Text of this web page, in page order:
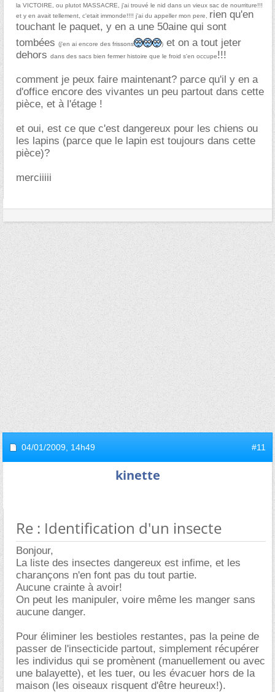
la VICTOIRE, ou plutot MASSACRE, j'ai trouvé le nid dans un vieux sac de nourriture!!!
et y en avait tellement, c'etait immonde!!!! j'ai du appeller mon pere, rien qu'en
touchant le paquet, y en a une 50aine qui sont
tombées (j'en ai encore des frissons ) et on a tout jeter
dehors dans des sacs bien fermer histoire que le froid s'en occupe!!!
comment je peux faire maintenant? parce qu'il y en a
d'office encore des vivantes un peu partout dans cette
pièce, et à l'étage !
et oui, est ce que c'est dangereux pour les chiens ou
les lapins (parce que le lapin est toujours dans cette
pièce)?
merciiiii
04/01/2009, 14h49 #11
kinette
Re : Identification d'un insecte
Bonjour,
La liste des insectes dangereux est infime, et les
charançons n'en font pas du tout partie.
Aucune crainte à avoir!
On peut les manipuler, voire même les manger sans
aucune danger.
Pour éliminer les bestioles restantes, pas la peine de
passer de l'insecticide partout, simplement récupérer
les individus qui se promènent (manuellement ou avec
une balayette), et les tuer, ou les évacuer hors de la
maison (les oiseaux risquent d'être heureux!).